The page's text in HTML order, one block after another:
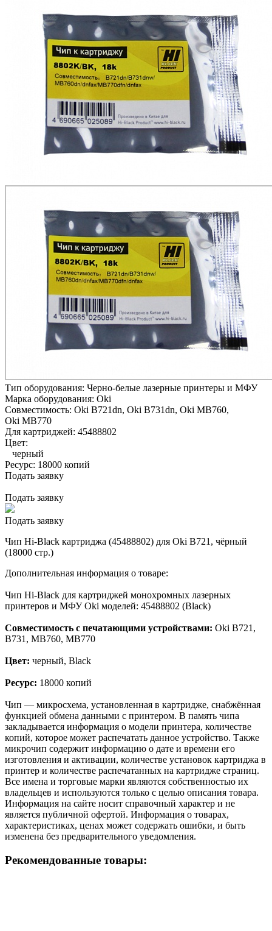
Тип оборудования: Черно-белые лазерные принтеры и МФУ
Марка оборудования: Oki
Совместимость: Oki B721dn, Oki B731dn, Oki MB760,
Oki MB770
Для картриджей: 45488802
Цвет:
черный
Ресурс: 18000 копий
Подать заявку
Подать заявку
Подать заявку
Чип Hi-Black картриджа (45488802) для Oki B721, чёрный
(18000 стр.)
Дополнительная информация о товаре:
Чип Hi-Black для картриджей монохромных лазерных
принтеров и МФУ Oki моделей: 45488802 (Black)
Совместимость с печатающими устройствами: Oki B721,
B731, MB760, MB770
Цвет: черный, Black
Ресурс: 18000 копий
Чип — микросхема, установленная в картридже, снабжённая
функцией обмена данными с принтером. В память чипа
закладывается информация о модели принтера, количестве
копий, которое может распечатать данное устройство. Также
микрочип содержит информацию о дате и времени его
изготовления и активации, количестве установок картриджа в
принтер и количестве распечатанных на картридже страниц.
Все имена и торговые марки являются собственностью их
владельцев и используются только с целью описания товара.
Информация на сайте носит справочный характер и не
является публичной офертой. Информация о товарах,
характеристиках, ценах может содержать ошибки, и быть
изменена без предварительного уведомления.
Рекомендованные товары: